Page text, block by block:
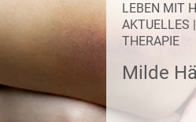
LEBEN MIT
AKTUELLES
THERAPIE
Milde